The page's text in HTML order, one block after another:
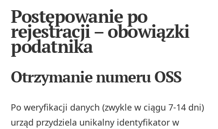
Postępowanie po
rejestracji – obowiązki
podatnika
Otrzymanie numeru OSS
Po weryfikacji danych (zwykle w ciągu 7-14 dni)
urząd przydziela unikalny identyfikator w